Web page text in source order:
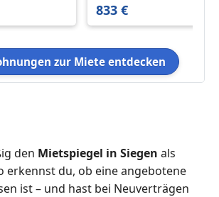
833 €
zur Miete entdecken
den Mietspiegel in Siegen als
erkennst du, ob eine angebotene
ist – und hast bei Neuverträgen